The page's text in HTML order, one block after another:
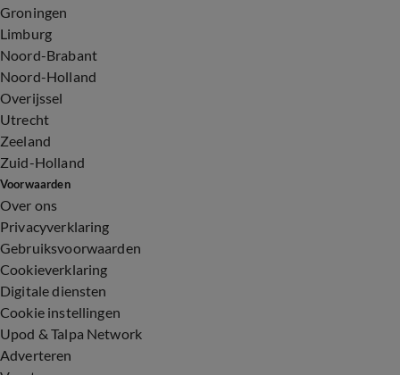
Groningen
Limburg
Noord-Brabant
Noord-Holland
Overijssel
Utrecht
Zeeland
Zuid-Holland
Voorwaarden
Over ons
Privacyverklaring
Gebruiksvoorwaarden
Cookieverklaring
Digitale diensten
Cookie instellingen
Upod & Talpa Network
Adverteren